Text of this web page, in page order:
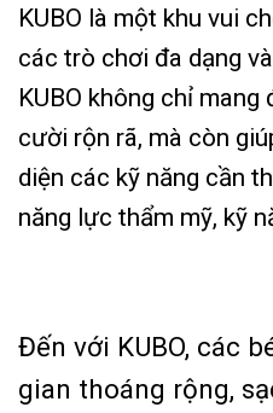
KUBO là một khu vui
các trò chơi đa dạng
KUBO không chỉ
cười rộn rã, mà còn
diện các kỹ năng cần
năng lực thẩm mỹ, kỹ
Đến với KUBO, các
gian thoáng rộng,